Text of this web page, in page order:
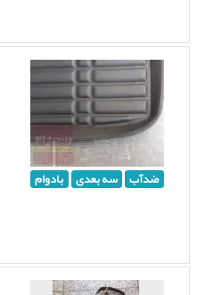
ضدآب سه بعدی بادوام